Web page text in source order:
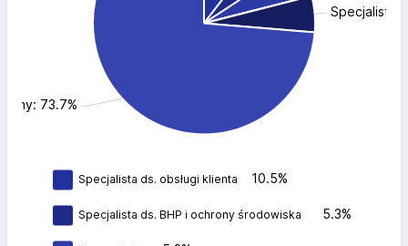
Specjalista
Inny: 73.7%
Specjalista ds. obsługi klienta 10.5%
Specjalista ds. BHP i ochrony środowiska 5.3%